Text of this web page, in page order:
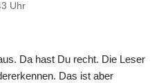
Uhr
Da hast Du recht. Die Leser
Das ist aber